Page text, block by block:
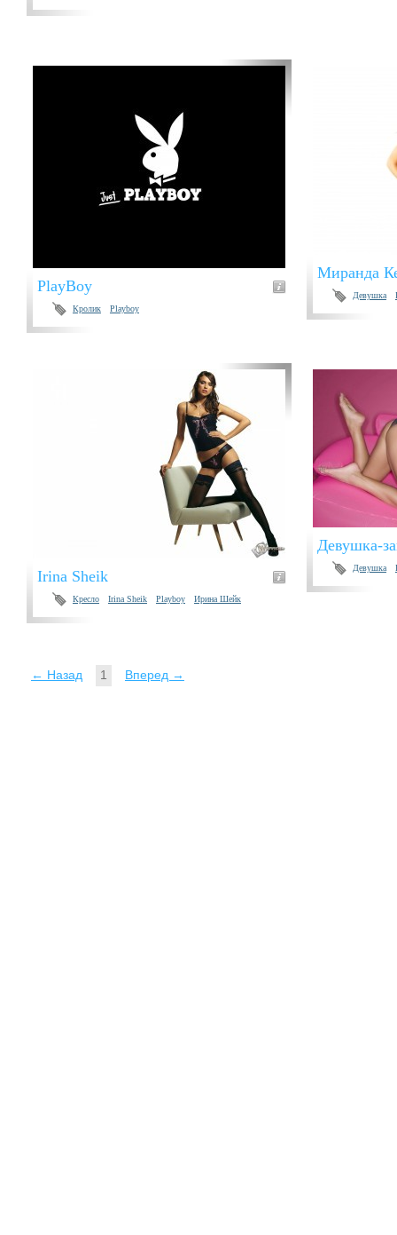
PlayBoy
Кролик Playboy
Миранда
Девушка
Irina Sheik
Кресло Irina Sheik Playboy Ирина Шейк
Девушка-
Девушка
← Назад 1 Вперед →